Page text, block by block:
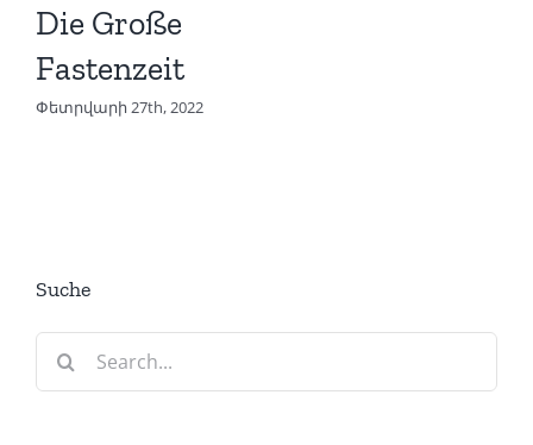
Die Große
Fastenzeit
Փետրվարի 27th, 2022
Suche
Search